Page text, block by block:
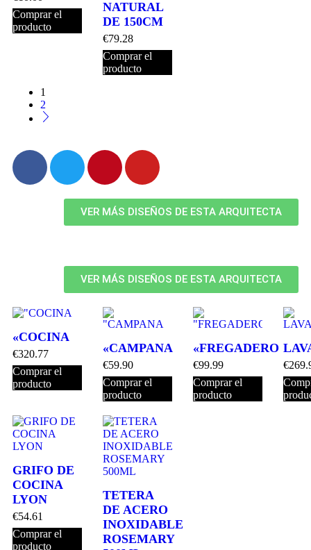
Comprar el
producto
NATURAL
DE 150CM
€79.28
Comprar el
producto
1
2
VER MÁS DISEÑOS DE ESTA ARQUITECTA
VER MÁS DISEÑOS DE ESTA ARQUITECTA
«COCINA
€320.77
Comprar el
producto
«CAMPANA
€59.90
Comprar el
producto
«FREGADERO
€99.99
Comprar el
producto
€
GRIFO DE
COCINA
LYON
€54.61
Comprar el
producto
TETERA
DE ACERO
INOXIDABLE
ROSEMARY